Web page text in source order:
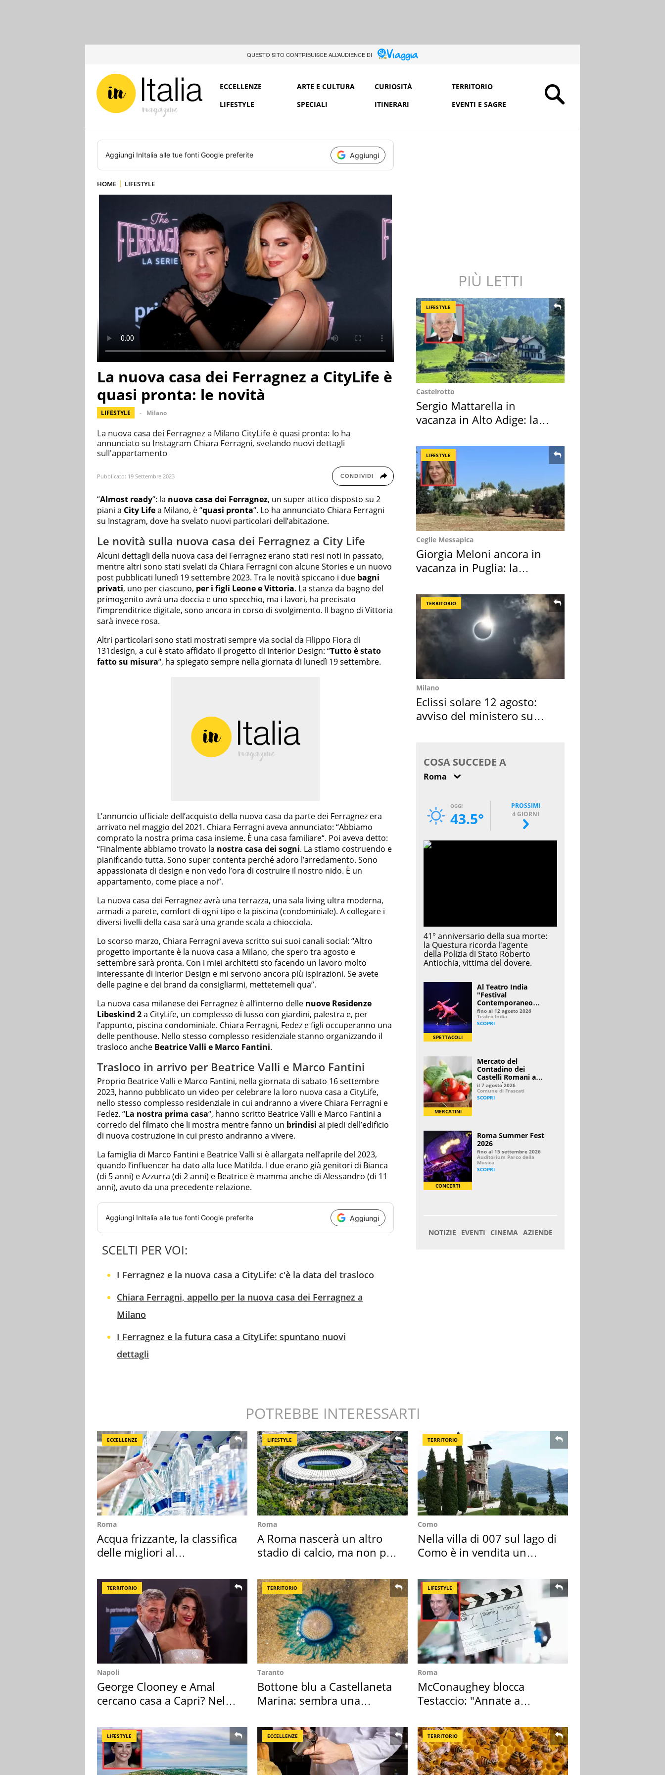
QUESTO SITO CONTRIBUISCE ALL’AUDIENCE DI
ECCELLENZE ARTE E CULTURA CURIOSITÀ
TERRITORIO
LIFESTYLE
SPECIALI ITINERARI EVENTI E SAGRE
Aggiungi InItalia alle tue fonti Google preferite Aggiungi
HOME LIFESTYLE
La nuova casa dei Ferragnez a CityLife è
quasi pronta: le novità
LIFESTYLE Milano
La nuova casa dei Ferragnez a Milano CityLife è quasi pronta: lo ha
annunciato su Instagram Chiara Ferragni, svelando nuovi dettagli
sull'appartamento
Pubblicato: 19 Settembre 2023 CONDIVIDI
“Almost ready“: la nuova casa dei Ferragnez, un super attico disposto su 2
piani a City Lifea Milano, è “quasi pronta“. Lo ha annunciato Chiara Ferragni
su Instagram, dove ha svelato nuovi particolari dell’abitazione.
Le novità sulla nuova casa dei Ferragnez a City Life
Alcuni dettagli della nuova casa dei Ferragnez erano stati resi noti in passato,
mentre altri sono stati svelati da Chiara Ferragni con alcune Stories e un nuovo
post pubblicati lunedì 19 settembre 2023. Tra le novità spiccano i due bagni
privati, uno per ciascuno, per i figli Leone e Vittoria. La stanza da bagno del
primogenito avrà una doccia e uno specchio, ma i lavori, ha precisato
l’imprenditrice digitale, sono ancora in corso di svolgimento. Il bagno di Vittoria
sarà invece rosa.
Altri particolari sono stati mostrati sempre via social da Filippo Fiora di
131design, a cui è stato affidato il progetto di Interior Design: “Tutto è stato
fatto su misura“, ha spiegato sempre nella giornata di lunedì 19 settembre.
L’annuncio ufficiale dell’acquisto della nuova casa da parte dei Ferragnez era
arrivato nel maggio del 2021. Chiara Ferragni aveva annunciato: “Abbiamo
comprato la nostra prima casa insieme. È una casa familiare“. Poi aveva detto:
“Finalmente abbiamo trovato la nostra casa dei sogni. La stiamo costruendo e
pianificando tutta. Sono super contenta perché adoro l’arredamento. Sono
appassionata di design e non vedo l’ora di costruire il nostro nido. È un
appartamento, come piace a noi”.
La nuova casa dei Ferragnez avrà una terrazza, una sala living ultra moderna,
armadi a parete, comfort di ogni tipo e la piscina (condominiale). A collegare i
diversi livelli della casa sarà una grande scala a chiocciola.
Lo scorso marzo, Chiara Ferragni aveva scritto sui suoi canali social: “Altro
progetto importante è la nuova casa a Milano, che spero tra agosto e
settembre sarà pronta. Con i miei architetti sto facendo un lavoro molto
interessante di Interior Design e mi servono ancora più ispirazioni. Se avete
delle pagine e dei brand da consigliarmi, mettetemeli qua”.
La nuova casa milanese dei Ferragnez è all’interno delle nuove Residenze
Libeskind 2a CityLife, un complesso di lusso con giardini, palestra e, per
l’appunto, piscina condominiale. Chiara Ferragni, Fedez e figli occuperanno una
delle penthouse. Nello stesso complesso residenziale stanno organizzando il
trasloco anche Beatrice Valli e Marco Fantini.
Trasloco in arrivo per Beatrice Valli e Marco Fantini
Proprio Beatrice Valli e Marco Fantini, nella giornata di sabato 16 settembre
2023, hanno pubblicato un video per celebrare la loro nuova casa a CityLife,
nello stesso complesso residenziale in cui andranno a vivere Chiara Ferragni e
Fedez. “La nostra prima casa“, hanno scritto Beatrice Valli e Marco Fantini a
corredo del filmato che li mostra mentre fanno un brindisi ai piedi dell’edificio
di nuova costruzione in cui presto andranno a vivere.
La famiglia di Marco Fantini e Beatrice Valli si è allargata nell’aprile del 2023,
quando l’influencer ha dato alla luce Matilda. I due erano già genitori di Bianca
(di 5 anni) e Azzurra (di 2 anni) e Beatrice è mamma anche di Alessandro (di 11
anni), avuto da una precedente relazione.
Aggiungi InItalia alle tue fonti Google preferite Aggiungi
SCELTI PER VOI:
I Ferragnez e la nuova casa a CityLife: c'è la data del trasloco
Chiara Ferragni, appello per la nuova casa dei Ferragnez a
Milano
I Ferragnez e la futura casa a CityLife: spuntano nuovi
dettagli
PIÙ LETTI
LIFESTYLE
Castelrotto
Sergio Mattarella in
vacanza in Alto Adige: la
LIFESTYLE
Ceglie Messapica
Giorgia Meloni ancora in
vacanza in Puglia: la
TERRITORIO
Milano
Eclissi solare 12 agosto:
avviso del ministero su
POTREBBE INTERESSARTI
ECCELLENZE
Roma
Acqua frizzante, la classifica
delle migliori al
LIFESTYLE
Roma
A Roma nascerà un altro
stadio di calcio, ma non per
TERRITORIO
Como
Nella villa di 007 sul lago di
Como è in vendita un
TERRITORIO
Napoli
George Clooney e Amal
cercano casa a Capri? Nel
TERRITORIO
Taranto
Bottone blu a Castellaneta
Marina: sembra una
LIFESTYLE
Roma
McConaughey blocca
Testaccio: "Annate a
LIFESTYLE ECCELLENZE TERRITORIO